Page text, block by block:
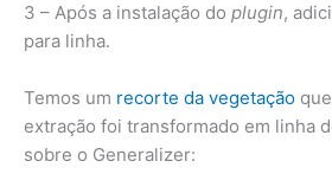
3 – Após a instalação do plugin,
para linha.
Temos um recorte da vegetação
extração foi transformado em linha
sobre o Generalizer: